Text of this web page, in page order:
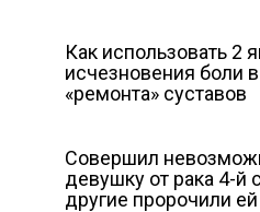
Как использовать 2
исчезновения боли
«ремонта» суставов
Совершил
девушку от рака 4-й
другие пророчили